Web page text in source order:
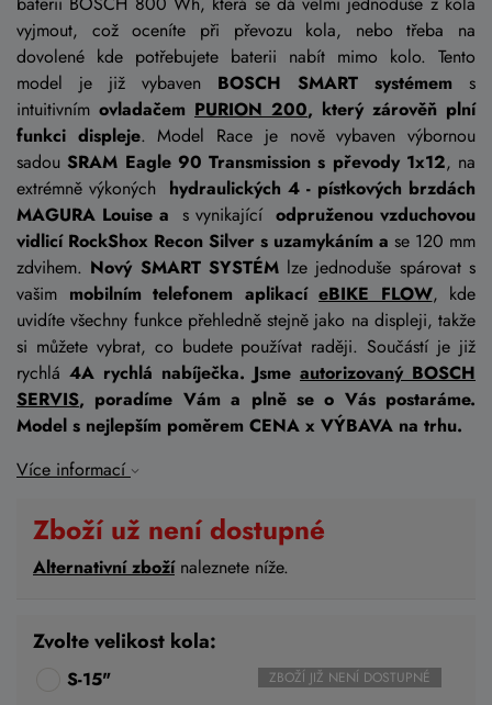
vyjmout, což oceníte při převozu kola, nebo třeba na
dovolené kde potřebujete baterii nabít mimo kolo. Tento
model je již vybaven BOSCH SMART systémem s
intuitivním ovladačem PURION 200, který zárověň plní
funkci displeje. Model Race je nově vybaven výbornou
sadouSRAM Eagle 90 Transmission s převody 1x12, na
extrémně výkoných hydraulických 4 - pístkových brzdách
MAGURA Louise a s vynikající odpruženou vzduchovou
vidlicí RockShox Recon Silver s uzamykáním a se 120 mm
zdvihem. Nový SMART SYSTÉMlze jednoduše spárovat s
vašim mobilním telefonem aplikací eBIKE FLOW, kde
uvidíte všechny funkce přehledně stejně jako na displeji, takže
si můžete vybrat, co budete používat raději. Součástí je již
rychlá 4A rychlá nabíječka. Jsme autorizovaný BOSCH
SERVIS, poradíme Vám a plně se o Vás postaráme.
Model s nejlepším poměrem CENA x VÝBAVA na trhu.
Více informací
Zboží už není dostupné
Alternativní zbožínaleznete níže.
Zvolte velikost kola:
S-15" ZBOŽÍ JIŽ NENÍ DOSTUPNÉ